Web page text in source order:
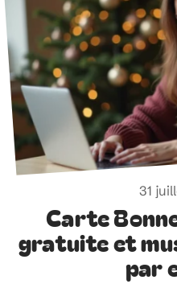
31
Carte
gratuite et
par